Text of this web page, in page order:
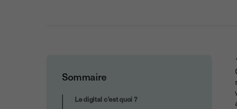
Sommaire
La culture digitale dans un monde qui
Le digital c’est quoi ?